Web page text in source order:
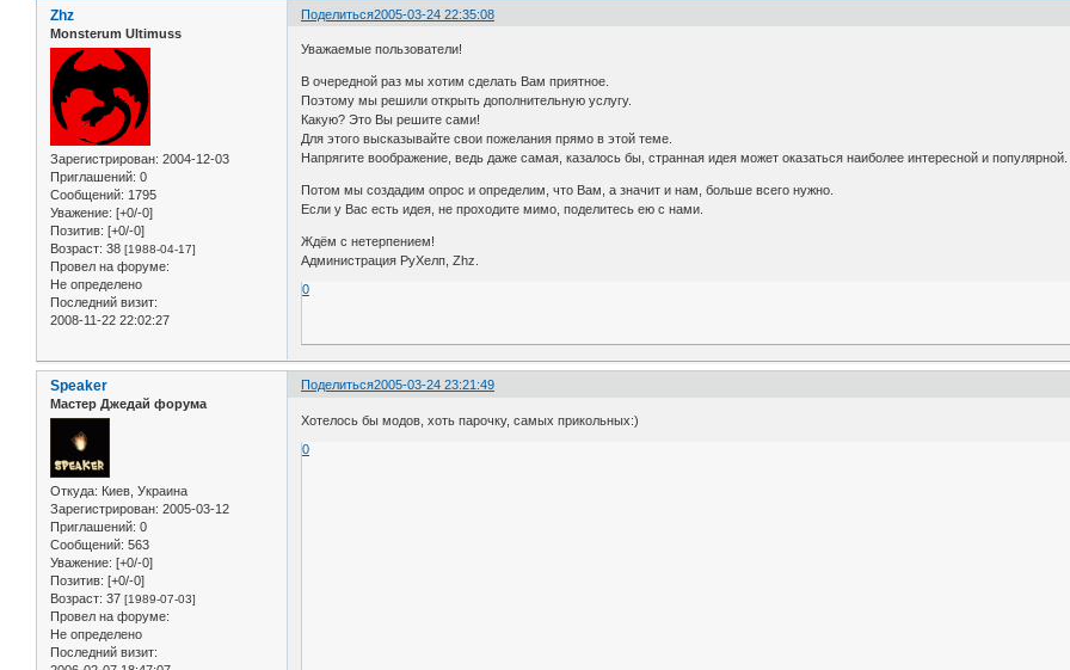
Поделиться2005-03-24 22:35:08
Zhz
Monsterum Ultimuss
Зарегистрирован: 2004-12-03
Приглашений: 0
Сообщений: 1795
Уважение: [+0/-0]
Позитив: [+0/-0]
Возраст: 38 [1988-04-17]
Провел на форуме:
Не определено
Последний визит:
2008-11-22 22:02:27
Уважаемые пользователи!
В очередной раз мы хотим сделать Вам приятное.
Поэтому мы решили открыть дополнительную услугу.
Какую? Это Вы решите сами!
Для этого высказывайте свои пожелания прямо в этой теме.
Напрягите воображение, ведь даже самая, казалось бы, странная идея может оказаться наиболее интересной и популярной.
Потом мы создадим опрос и определим, что Вам, а значит и нам, больше всего нужно.
Если у Вас есть идея, не проходите мимо, поделитесь ею с нами.
Ждём с нетерпением!
Администрация РуХелп, Zhz.
0
Поделиться2005-03-24 23:21:49
Speaker
Мастер Джедай форума
Откуда: Киев, Украина
Зарегистрирован: 2005-03-12
Приглашений: 0
Сообщений: 563
Уважение: [+0/-0]
Позитив: [+0/-0]
Возраст: 37 [1989-07-03]
Провел на форуме:
Не определено
Последний визит:
Хотелось бы модов, хоть парочку, самых прикольных:)
0